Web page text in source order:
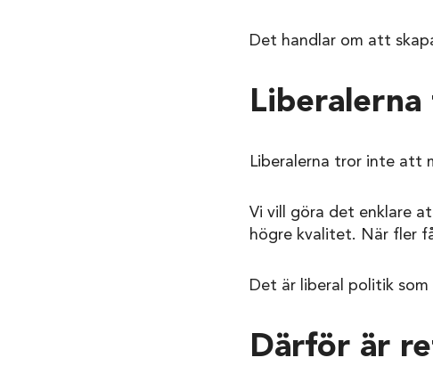
Det handlar om att
Liberalerna tror inte att
Vi vill göra det enklare
högre kvalitet. När fler
Det är liberal politik som
Därför är